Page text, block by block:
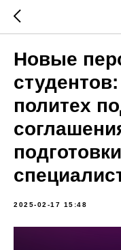
Новые
политех
2025-02-17 15:48